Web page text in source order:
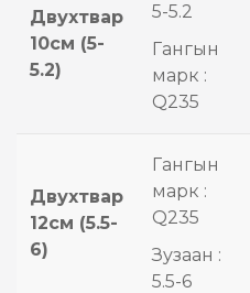
Двухтвар
10см (5-
5.2)
5-5.2
Гангын
марк :
Q235
Двухтвар
12см (5.5-
6)
Гангын
марк :
Q235
Зузаан :
5.5-6